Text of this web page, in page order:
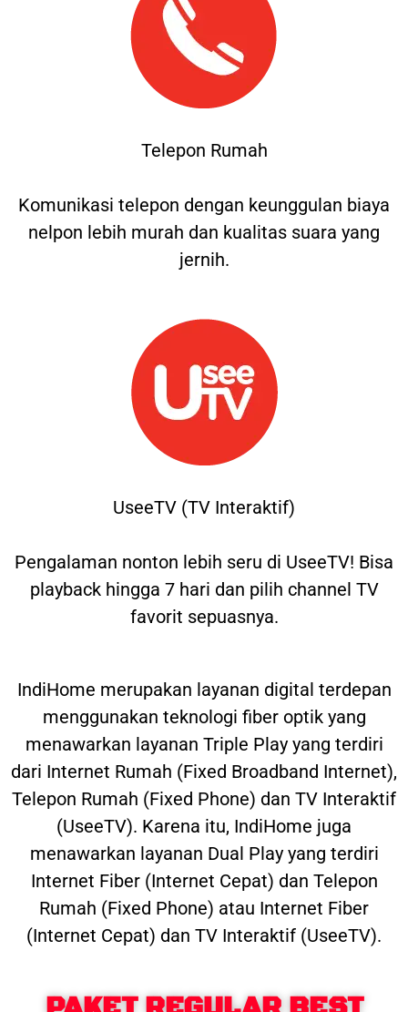
Telepon Rumah
Komunikasi telepon dengan keunggulan biaya
nelpon lebih murah dan kualitas suara yang
jernih.
UseeTV (TV Interaktif)
Pengalaman nonton lebih seru di UseeTV! Bisa
playback hingga 7 hari dan pilih channel TV
favorit sepuasnya.
IndiHome merupakan layanan digital terdepan
menggunakan teknologi fiber optik yang
menawarkan layanan Triple Play yang terdiri
dari Internet Rumah (Fixed Broadband Internet),
Telepon Rumah (Fixed Phone) dan TV Interaktif
(UseeTV). Karena itu, IndiHome juga
menawarkan layanan Dual Play yang terdiri
Internet Fiber (Internet Cepat) dan Telepon
Rumah (Fixed Phone) atau Internet Fiber
(Internet Cepat) dan TV Interaktif (UseeTV).